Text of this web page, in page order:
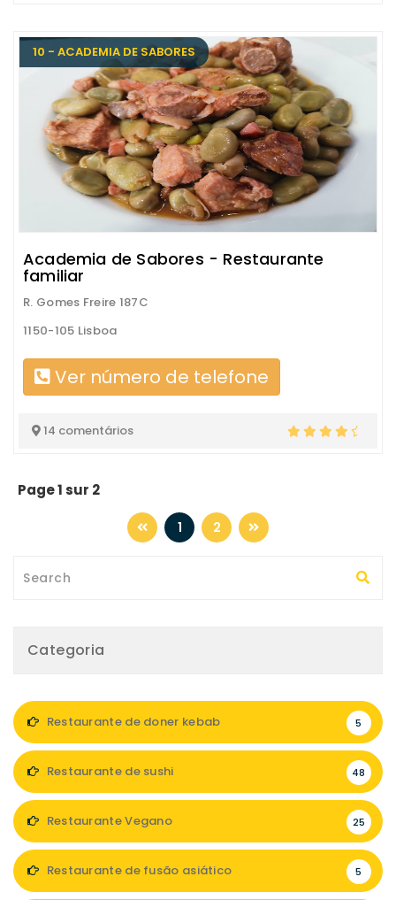
10 - ACADEMIA DE SABORES
Academia de Sabores - Restaurante
familiar
R. Gomes Freire 187C
1150-105 Lisboa
Ver número de telefone
14 comentários
Page 1 sur 2
1 2
Categoria
Restaurante de doner kebab 5
Restaurante de sushi 48
Restaurante Vegano 25
Restaurante de fusão asiático 5